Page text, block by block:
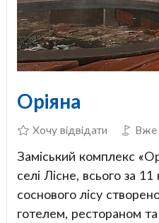
Оріяна
Хочу відвідати Вже
Заміський комплекс
селі Лісне, всього за
соснового лісу
готелем, рестораном